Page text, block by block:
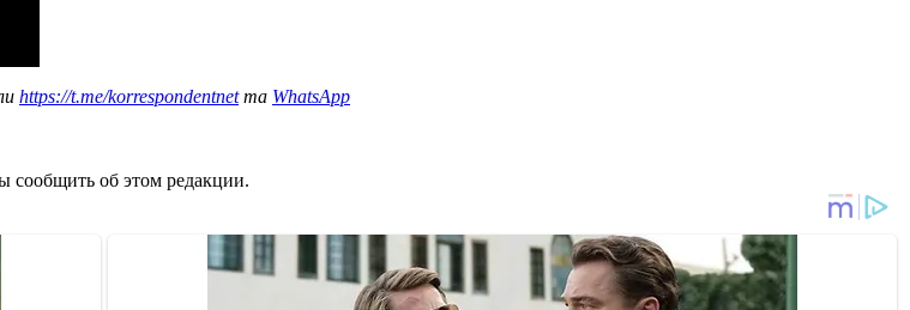
https://t.me/korrespondentnetта WhatsApp
сообщить об этом редакции.